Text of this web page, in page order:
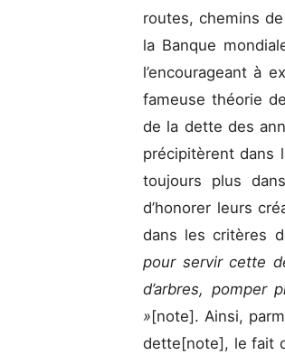
routes, chemins
la Banque
l’encourageant à
fameuse théorie
de la dette des
précipitèrent dans
toujours plus
d’honorer leurs
dans les critères
pour servir cette
d’arbres, pomper
»[note]. Ainsi,
dette[note], le fait